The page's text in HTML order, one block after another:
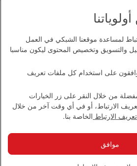
الارتباط
قانون مكافحة العبودية الحديثة
لمساعدة موقعنا الشبكي في العمل
والتسويق وتخصيص المحتوى ليكون مناسبا
على استخدام كل ملفات تعريف
من خلال النقر على زر الخيارات
الارتباط، أو في أي وقت آخر من خلال
الارتباط الخاصة بنا.
موافق